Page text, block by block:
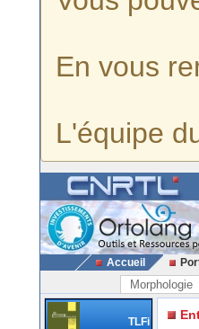
En vous
L'équipe
Accueil
Morphologie
TLFi